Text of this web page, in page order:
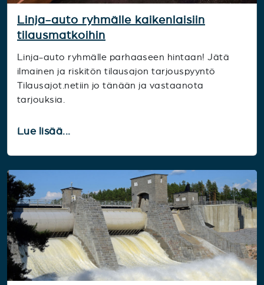
Linja-auto ryhmälle kaikenlaisiin
tilausmatkoihin
Linja-auto ryhmälle parhaaseen hintaan! Jätä
ilmainen ja riskitön tilausajon tarjouspyyntö
Tilausajot.netiin jo tänään ja vastaanota
tarjouksia.
Lue lisää...